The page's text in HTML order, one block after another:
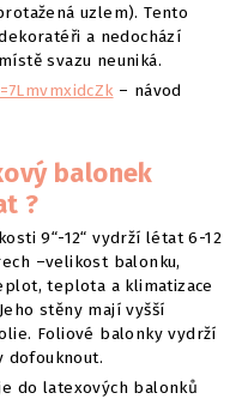
uzlem). Tento
a nedochází
svazu neuniká.
– návod
balonek
?
9“-12“ vydrží létat 6-12
–velikost balonku,
teplota a klimatizace
stěny mají vyšší
Foliové balonky vydrží
dofouknout.
do latexových balonků